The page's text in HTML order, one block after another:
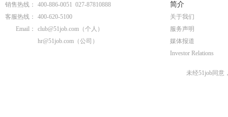
销售热线：
400-886-0051 027-87810888
客服热线：
400-620-5100
Email：
club@51job.com （个人）
hr@51job.com （公司）
简介
关于我们
服务声明
媒体报道
Investor Relations
未经51job同意